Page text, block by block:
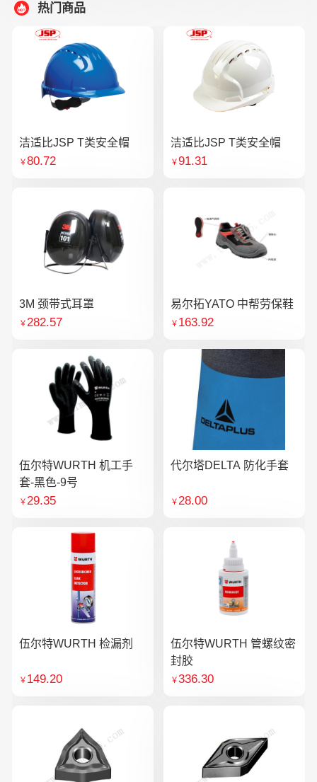
热门商品
洁适比JSP T类安全帽
￥80.72
洁适比JSP T类安全帽
￥91.31
3M 颈带式耳罩
￥282.57
易尔拓YATO 中帮劳保鞋
￥ 163.92
伍尔特WURTH 机工手
套-黑色-9号
￥29.35
代尔塔DELTA 防化手套
￥28.00
伍尔特WURTH 检漏剂
￥ 149.20
伍尔特WURTH 管螺纹密
封胶
￥336.30